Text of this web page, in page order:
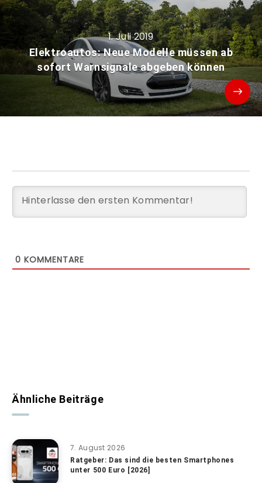
1. Juli 2019
Elektroautos: Neue Modelle müssen ab
sofort Warnsignale abgeben können
0 KOMMENTARE
Ähnliche Beiträge
7. August 2026
Ratgeber: Das sind die besten Smartphones
unter 500 Euro [2026]